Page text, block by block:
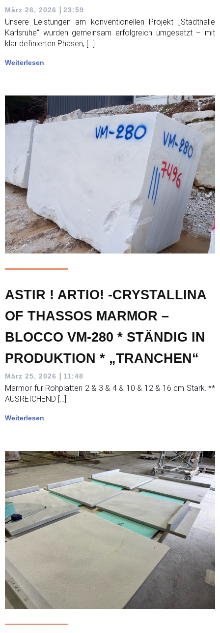
März 26, 2026 | 23:59
Unsere Leistungen am konventionellen Projekt „Stadthalle
Karlsruhe“ wurden gemeinsam erfolgreich umgesetzt – mit
klar definierten Phasen, […]
Weiterlesen
ASTIR ! ARTIO! -CRYSTALLINA
OF THASSOS MARMOR –
BLOCCO VM-280 * STÄNDIG IN
PRODUKTION * „TRANCHEN“
März 25, 2026 | 11:48
Marmor für Rohplatten 2 & 3 & 4 & 10 & 12 & 16 cm Stark. **
AUSREICHEND […]
Weiterlesen